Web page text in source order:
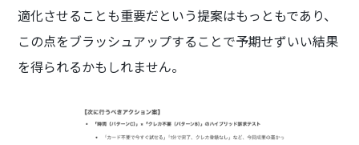
適化させることも重要だという提案はもっともであり、
この点をブラッシュアップすることで予期せずいい結果
を得られるかもしれません。